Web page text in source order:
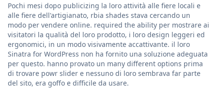
Pochi mesi dopo publicizing la loro attività alle fiere locali e
alle fiere dell'artigianato, rbia shades stava cercando un
modo per vendere online. required the ability per mostrare ai
visitatori la qualità del loro prodotto, i loro design leggeri ed
ergonomici, in un modo visivamente accattivante. il loro
Sinatra for WordPress non ha fornito una soluzione adeguata
per questo. hanno provato un many different options prima
di trovare powr slider e nessuno di loro sembrava far parte
del sito, era goffo e difficile da usare.